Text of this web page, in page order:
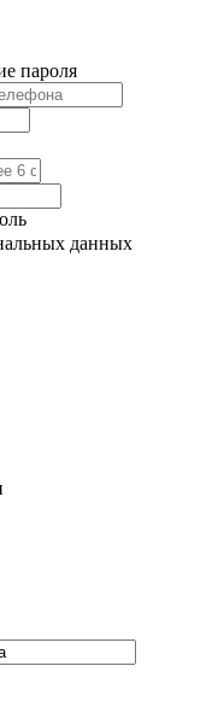
пароля
данных